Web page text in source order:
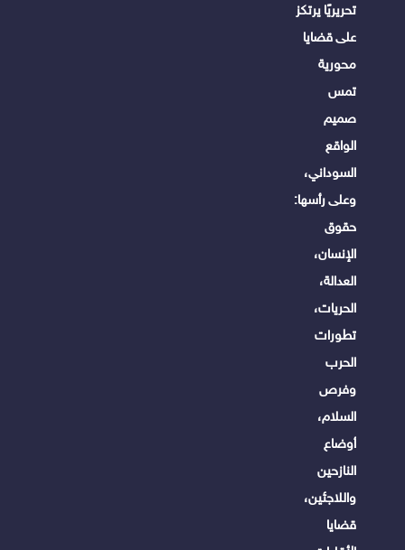
تحريريًا يرتكز
على قضايا
محورية
تمس
صميم
الواقع
السوداني،
وعلى رأسها:
حقوق
الإنسان،
العدالة،
الحريات،
تطورات
الحرب
وفرص
السلام،
أوضاع
النازحين
واللاجئين،
قضايا